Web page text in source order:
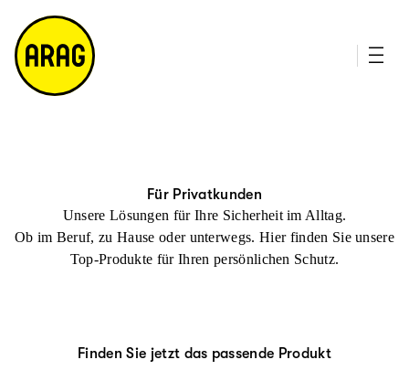
m
a
p
Für Privatkunden
Unsere Lösungen für Ihre Sicherheit im Alltag.
Ob im Beruf, zu Hause oder unterwegs. Hier finden Sie unsere
Top-Produkte für Ihren persönlichen Schutz.
Finden Sie jetzt das passende Produkt